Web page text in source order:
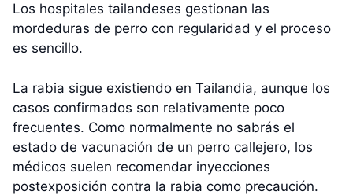
Los hospitales tailandeses gestionan las
mordeduras de perro con regularidad y el proceso
es sencillo.
La rabia sigue existiendo en Tailandia, aunque los
casos confirmados son relativamente poco
frecuentes. Como normalmente no sabrás el
estado de vacunación de un perro callejero, los
médicos suelen recomendar inyecciones
postexposición contra la rabia como precaución.